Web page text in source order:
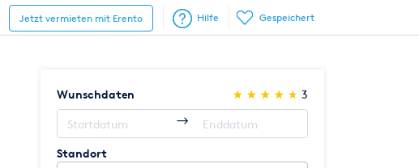
Gespeichert
Jetzt vermieten mit Erento Hilfe
Wunschdaten (*)
★
★
(*) ★
★
(*) ★
★
(*) ★
★
(*) ★
★ 3
Standort